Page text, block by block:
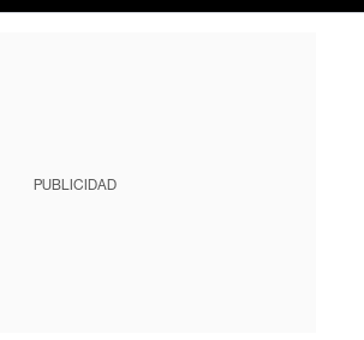
PUBLICIDAD